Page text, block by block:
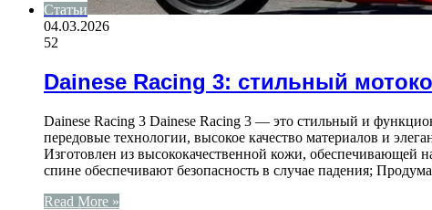
Статьи
04.03.2026
52
Dainese Racing 3: стильный
Dainese Racing 3 Dainese Racing 3 — это стильный и
передовые технологии, высокое качество материалов и
Изготовлен из высококачественной кожи, обеспечивающей
спине обеспечивают безопасность в случае падения;
Read More »